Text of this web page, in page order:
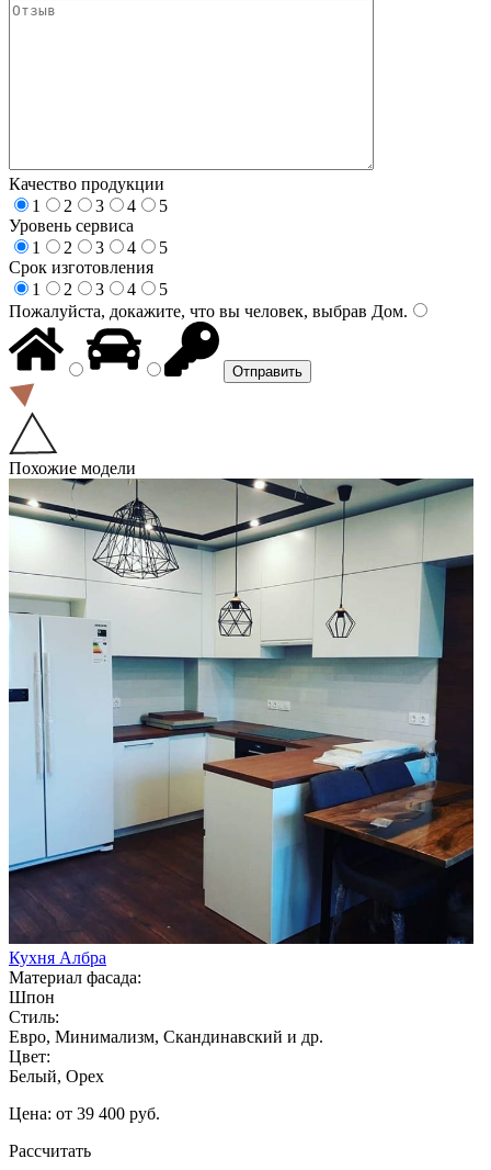
Качество продукции
1
2 3 4
5
Уровень сервиса
1
2 3 4
5
Срок изготовления
1
2 3 4
5
Пожалуйста, докажите, что вы человек, выбрав Дом.
Похожие модели
Кухня Албра
Материал фасада:
Шпон
Стиль:
Евро, Минимализм, Скандинавский и др.
Цвет:
Белый, Орех
Цена: от 39 400 руб.
Рассчитать